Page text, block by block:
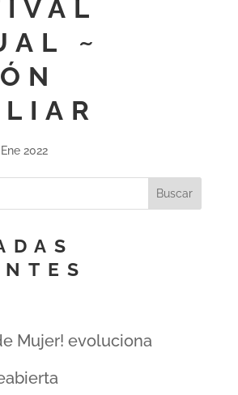
~
2022
Mujer! evoluciona